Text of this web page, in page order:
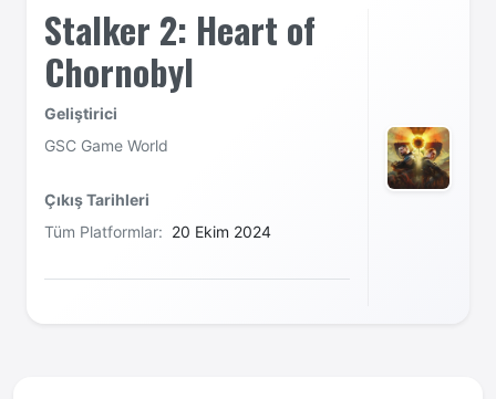
Stalker 2: Heart of
Chornobyl
Geliştirici
GSC Game World
Çıkış Tarihleri
Tüm Platformlar: 20 Ekim 2024